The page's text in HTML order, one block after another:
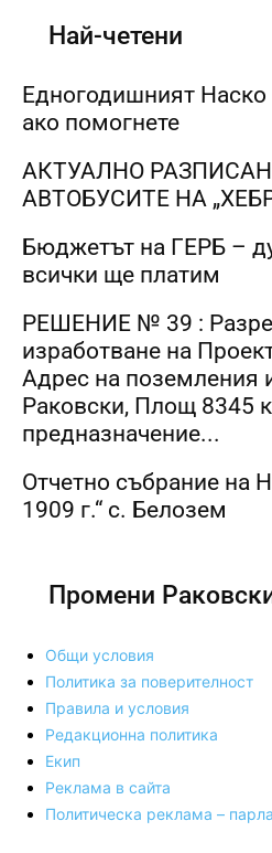
Най-четени
Едногодишният
ако помогнете
АКТУАЛНО
АВТОБУСИТЕ НА
Бюджетът на ГЕРБ –
всички ще платим
РЕШЕНИЕ № 39 :
изработване на
Адрес на поземления
Раковски, Площ 8345
предназначение...
Отчетно събрание на
1909 г.“ с. Белозем
Промени
Общи условия
Политика за поверителност
Правила и условия
Редакционна политика
Екип
Реклама в сайта
Политическа реклама –